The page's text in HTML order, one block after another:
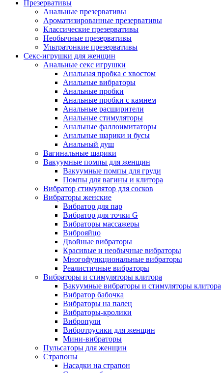
Презервативы
Анальные презервативы
Ароматизированные презервативы
Классические презервативы
Необычные презервативы
Ультратонкие презервативы
Секс-игрушки для женщин
Анальные секс игрушки
Анальная пробка с хвостом
Анальные вибраторы
Анальные пробки
Анальные пробки с камнем
Анальные расширители
Анальные стимуляторы
Анальные фаллоимитаторы
Анальные шарики и бусы
Анальный душ
Вагинальные шарики
Вакуумные помпы для женщин
Вакуумные помпы для груди
Помпы для вагины и клитора
Вибратор стимулятор для сосков
Вибраторы женские
Вибратор для пар
Вибратор для точки G
Вибраторы массажеры
Виброяйцо
Двойные вибраторы
Красивые и необычные вибраторы
Многофункциональные вибраторы
Реалистичные вибраторы
Вибраторы и стимуляторы клитора
Вакуумные вибраторы и стимуляторы клитора
Вибратор бабочка
Вибраторы на палец
Вибраторы-кролики
Вибропули
Вибротрусики для женщин
Мини-вибраторы
Пульсаторы для женщин
Страпоны
Насадки на страпон